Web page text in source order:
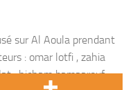
sur Al Aoula prendant
: omar lotfi , zahia
, hicham bamaarouf ,